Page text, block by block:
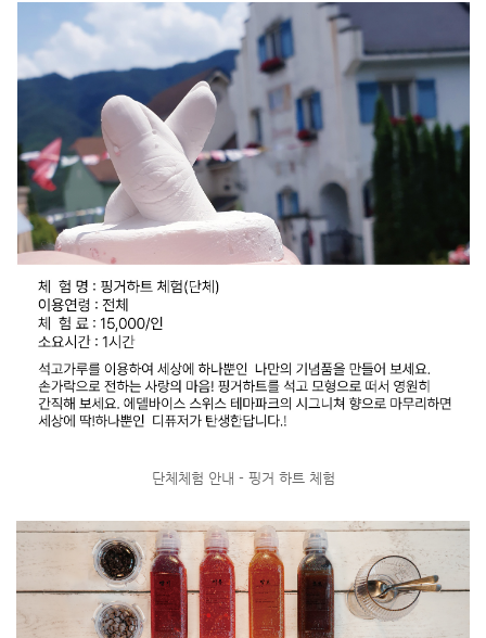
단체체험 안내 - 핑거 하트 체험